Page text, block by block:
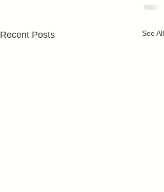
Recent Posts See All